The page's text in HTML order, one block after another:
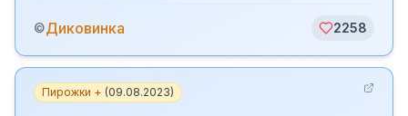
©Диковинка 2258
Пирожки + (09.08.2023)